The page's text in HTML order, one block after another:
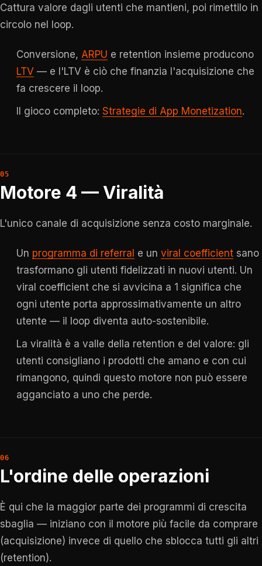
Cattura valore dagli utenti che mantieni, poi rimettilo in
circolo nel loop.
Conversione, ARPU e retention insieme producono
LTV — e l'LTV è ciò che finanzia l'acquisizione che
fa crescere il loop.
Il gioco completo: Strategie di App Monetization.
Motore 4 — Viralità
L'unico canale di acquisizione senza costo marginale.
Un programma di referral e un viral coefficient sano
trasformano gli utenti fidelizzati in nuovi utenti. Un
viral coefficient che si avvicina a 1 significa che
ogni utente porta approssimativamente un altro
utente — il loop diventa auto-sostenibile.
La viralità è a valle della retention e del valore: gli
utenti consigliano i prodotti che amano e con cui
rimangono, quindi questo motore non può essere
agganciato a uno che perde.
L'ordine delle operazioni
È qui che la maggior parte dei programmi di crescita
sbaglia — iniziano con il motore più facile da comprare
(acquisizione) invece di quello che sblocca tutti gli altri
(retention).